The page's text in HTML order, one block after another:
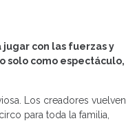
con las fuerzas y
solo como espectáculo,
Los creadores vuelven
para toda la familia,